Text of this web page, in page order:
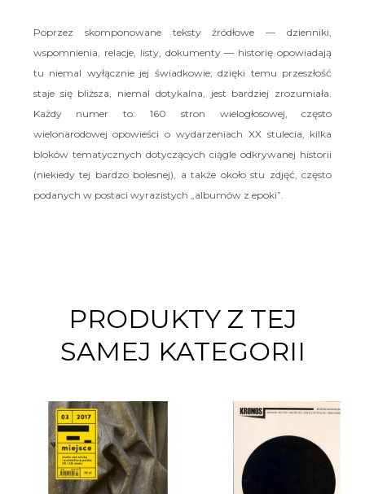
Poprzez skomponowane teksty źródłowe — dzienniki,
wspomnienia, relacje, listy, dokumenty — historię opowiadają
tu niemal wyłącznie jej świadkowie; dzięki temu przeszłość
staje się bliższa, niemal dotykalna, jest bardziej zrozumiała.
Każdy numer to: 160 stron wielogłosowej, często
wielonarodowej opowieści o wydarzeniach XX stulecia, kilka
bloków tematycznych dotyczących ciągle odkrywanej historii
(niekiedy tej bardzo bolesnej), a także około stu zdjęć, często
podanych w postaci wyrazistych „albumów z epoki”.
PRODUKTY Z TEJ
SAMEJ KATEGORII